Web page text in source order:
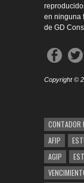
en ninguna
de GD
Copyright ©
CONTADOR
AFIP
AGIP